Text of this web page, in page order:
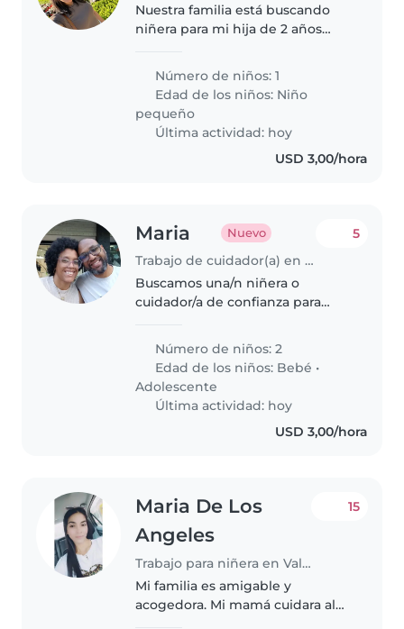
Nuestra familia está buscando
niñera para mi hija de 2 años
ocupaciones. Necesitamos que
tenga conocimientos en
primeros auxilios,..
Número de niños: 1
Edad de los niños: Niño
pequeño
Última actividad: hoy
USD 3,00/hora
Maria Nuevo
Trabajo de cuidador(a) en Caracas
5
Buscamos una/n niñera o
cuidador/a de confianza para
activo y un adolescente
deportista. Se requiere
experiencia con niños de estas
edades y disposición..
Número de niños: 2
Edad de los niños: Bebé •
Adolescente
Última actividad: hoy
USD 3,00/hora
Maria De Los
Angeles
Trabajo para niñera en Valencia
15
Mi familia es amigable y
acogedora. Mi mamá cuidara al